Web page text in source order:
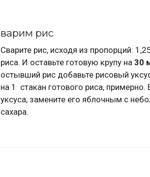
варим рис
Сварите рис, исходя из пропорций:
риса. И оставьте готовую крупу на 30
остывший рис добавьте рисовый
на 1 стакан готового риса, примерно.
уксуса, замените его яблочным с
сахара.